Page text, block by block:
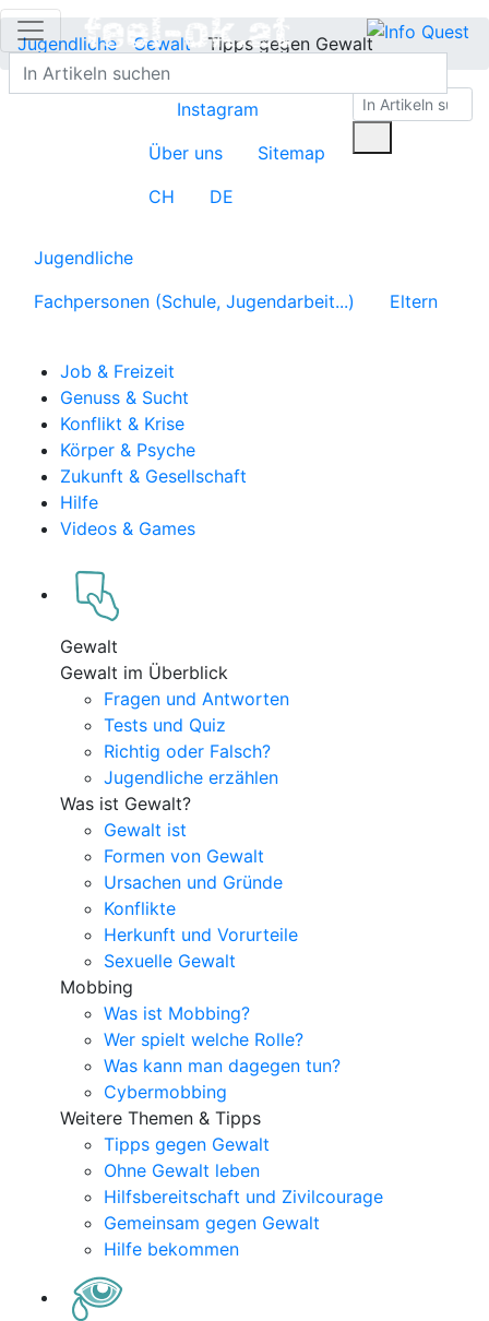
Jugendliche Gewalt Tipps gegen Gewalt
Instagram
Über uns
Sitemap
CH
DE
Jugendliche
Fachpersonen (Schule, Jugendarbeit...)
Eltern
Job & Freizeit
Genuss & Sucht
Konflikt & Krise
Körper & Psyche
Zukunft & Gesellschaft
Hilfe
Videos & Games
Gewalt
Gewalt im Überblick
Fragen und Antworten
Tests und Quiz
Richtig oder Falsch?
Jugendliche erzählen
Was ist Gewalt?
Gewalt ist
Formen von Gewalt
Ursachen und Gründe
Konflikte
Herkunft und Vorurteile
Sexuelle Gewalt
Mobbing
Was ist Mobbing?
Wer spielt welche Rolle?
Was kann man dagegen tun?
Cybermobbing
Weitere Themen & Tipps
Tipps gegen Gewalt
Ohne Gewalt leben
Hilfsbereitschaft und Zivilcourage
Gemeinsam gegen Gewalt
Hilfe bekommen